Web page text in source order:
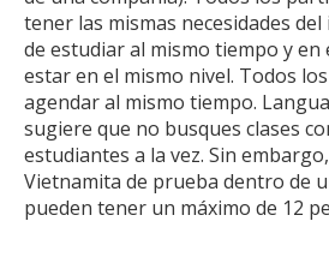
tener las mismas necesidades del
de estudiar al mismo tiempo y en
estar en el mismo nivel. Todos
agendar al mismo tiempo.
sugiere que no busques clases
estudiantes a la vez. Sin
Vietnamita de prueba dentro de
pueden tener un máximo de 12